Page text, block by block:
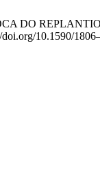
DO
10.1590/